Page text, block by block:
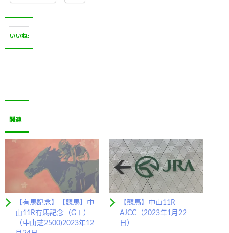
いいね:
関連
【有馬記念】【競馬】中
山11R有馬記念（GⅠ）
（中山芝2500)2023年12
【競馬】中山11R
AJCC（2023年1月22
日）